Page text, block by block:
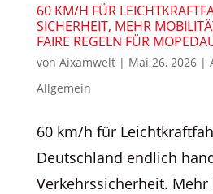
60 KM/H FÜR
SICHERHEIT, MEHR
FAIRE REGELN FÜR
von Aixamwelt| Mai 26, 2026|
Allgemein
60 km/h für
Deutschland endlich
Verkehrssicherheit.